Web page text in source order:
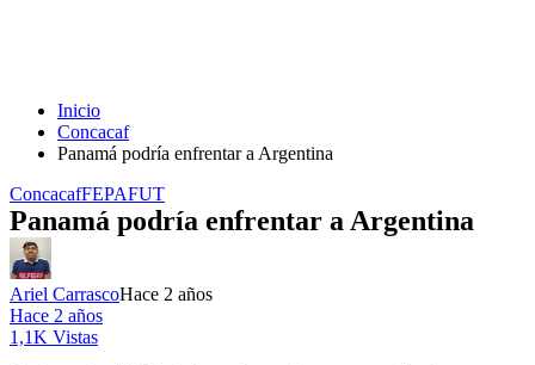
Inicio
Concacaf
Panamá podría enfrentar a Argentina
ConcacafFEPAFUT
Panamá podría enfrentar a Argentina
Ariel CarrascoHace 2 años
Hace 2 años
1,1K Vistas